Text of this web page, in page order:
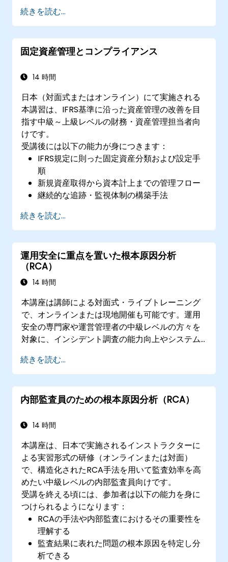
資産管理および報告に関連する法規制や税制
要件を遵守する
続きを読む...
固定資産管理とコンプライアンス
14 時間
日本（対面式またはオンライン）にて実施される
本講習は、IFRS基準に沿った資産管理の改善を目
指す中級～上級レベルの財務・資産管理担当者向
けです。
受講後には以下の能力が身につきます：
IFRS規定に則った固定資産分類および設定手
順
新規資産取得から資本計上までの管理フロー
継続的な追跡・監視体制の構築手法
円滑な資産移動や廃棄処理手順の運用能力
財務報告基準および監査要件への適合管理
続きを読む...
運用安全に重点を置いた根本原因分析
（RCA）
14 時間
本講座は講師による対面式・ライブトレーニング
で、オンラインまたは現地開催も可能です。運用
安全の専門家や運営管理者の中級レベルの方々を
対象に、インシデント調査の能力向上やシステム
の策定方法を習得していただくことを目的として
います。
続きを読む...
内部監査員のための根本原因分析（RCA）
14 時間
本講座は、日本で実施されるインストラクターに
よる実習形式の研修（オンラインまたは対面）
で、構造化されたRCA手法を用いて監査効率を高
めたい中級レベルの内部監査員向けです。
受講を終える頃には、参加者は以下の能力を身に
つけられるようになります：
RCAの手法や内部監査におけるその重要性を
理解する
監査結果に表れた問題の根本原因を特定し分
析できる